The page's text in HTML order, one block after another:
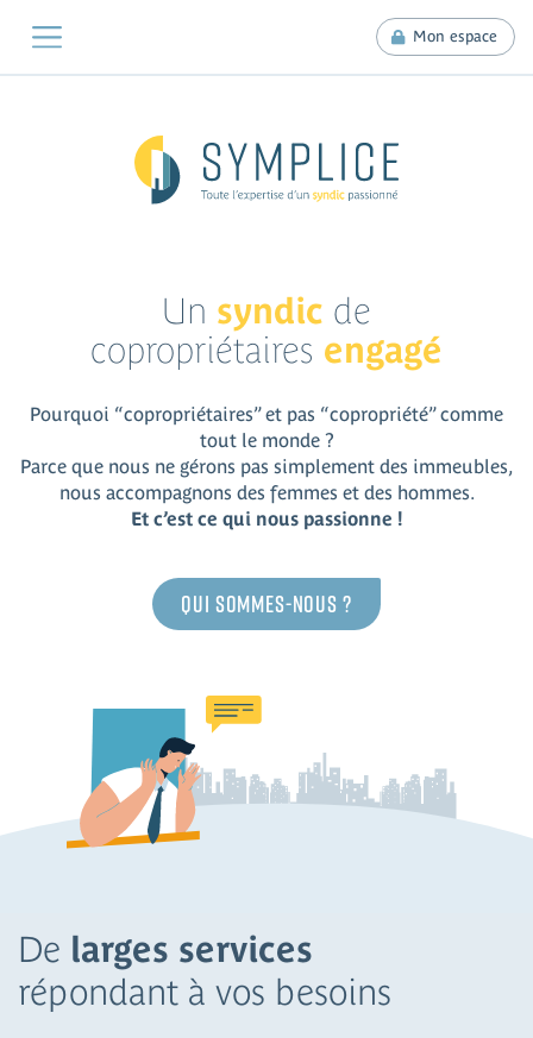
Mon espace
Un syndic de
copropriétaires engagé
Pourquoi “copropriétaires” et pas “copropriété” comme
tout le monde ?
Parce que nous ne gérons pas simplement des immeubles,
nous accompagnons des femmes et des hommes.
Et c’est ce qui nous passionne !
Qui sommes-nous ?
De larges services
répondant à vos besoins